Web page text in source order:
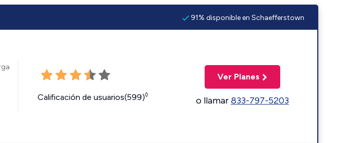
91% disponible en Schaefferstown
Calificación de usuarios(599)◊
Ver Planes
o llamar833-797-5203